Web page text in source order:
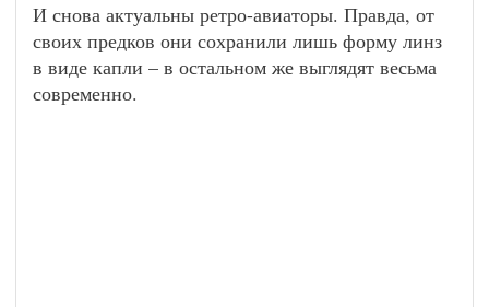
И снова актуальны ретро-авиаторы. Правда, от
своих предков они сохранили лишь форму линз
в виде капли – в остальном же выглядят весьма
современно.